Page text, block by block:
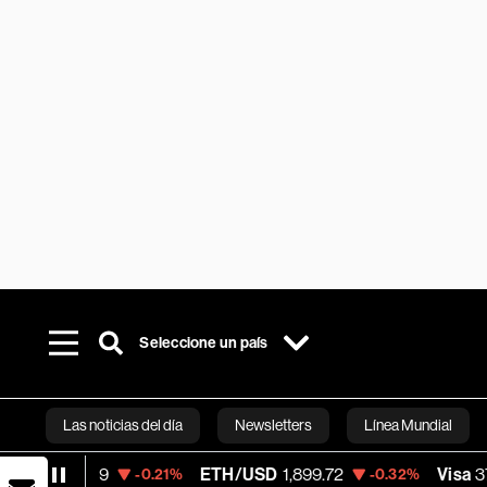
Seleccione un país
Las noticias del día Newsletters Línea Mundial
Bloomberg
ETH/USD 1,899.72 -0.32% Visa 370.47